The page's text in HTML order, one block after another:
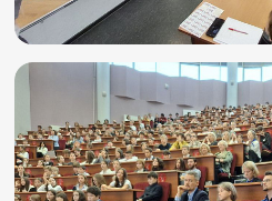
Итоги событий
Игры и тренажеры
Игра «Знания»
Знания в тестах
Викторина
Словарь
Настолка